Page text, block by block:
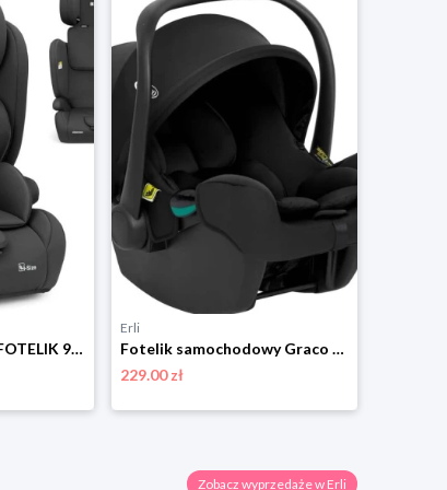
KIKKABOO I-PASS FOTELIK 9-36 KG 76-150 CM I-SIZE ZAGŁÓWEK REGULOWANY CZARNY
Erli
Fotelik samochodowy Graco SnugLite i-Size R129 0-13 kg midnight
229.00 zł
Zobacz wyprzedaże w Erli